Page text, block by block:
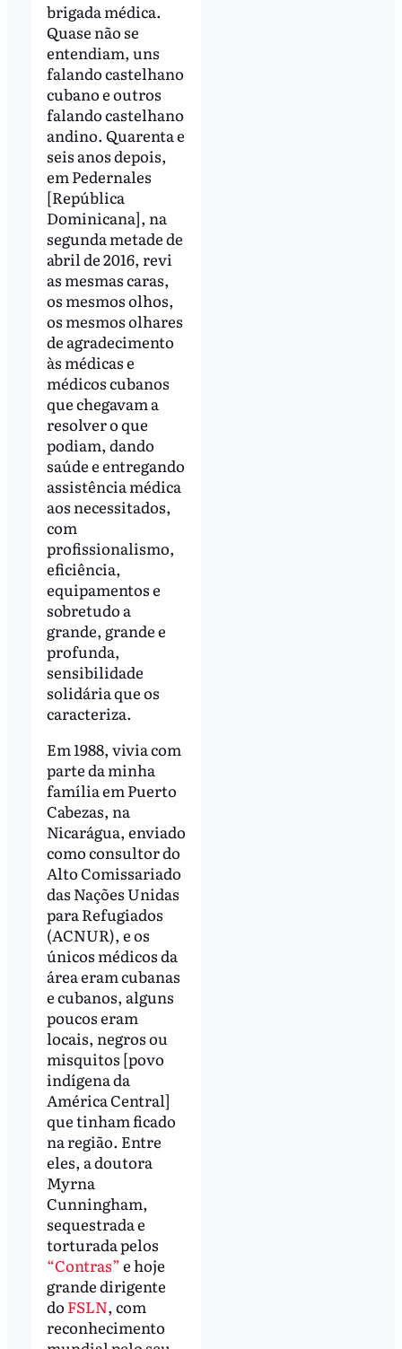
brigada médica.
Quase não se
entendiam, uns
falando castelhano
cubano e outros
falando castelhano
andino. Quarenta e
seis anos depois,
em Pedernales
[República
Dominicana], na
segunda metade de
abril de 2016, revi
as mesmas caras,
os mesmos olhos,
os mesmos olhares
de agradecimento
às médicas e
médicos cubanos
que chegavam a
resolver o que
podiam, dando
saúde e entregando
assistência médica
aos necessitados,
com
profissionalismo,
eficiência,
equipamentos e
sobretudo a
grande, grande e
profunda,
sensibilidade
solidária que os
caracteriza.
Em 1988, vivia com
parte da minha
família em Puerto
Cabezas, na
Nicarágua, enviado
como consultor do
Alto Comissariado
das Nações Unidas
para Refugiados
(ACNUR), e os
únicos médicos da
área eram cubanas
e cubanos, alguns
poucos eram
locais, negros ou
misquitos [povo
indígena da
América Central]
que tinham ficado
na região. Entre
eles, a doutora
Myrna
Cunningham,
sequestrada e
torturada pelos
“Contras”e hoje
grande dirigente
do FSLN, com
reconhecimento